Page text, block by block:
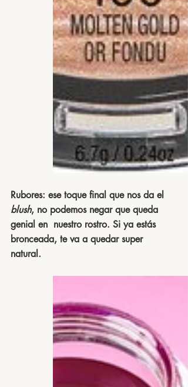
Rubores: ese toque final que nos da el
blush, no podemos negar que queda
genial en  nuestro rostro. Si ya estás
bronceada, te va a quedar super
natural.